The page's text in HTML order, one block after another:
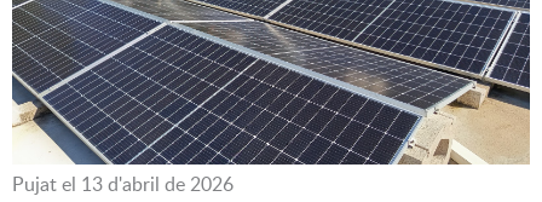
Pujatel 13d'abril de 2026